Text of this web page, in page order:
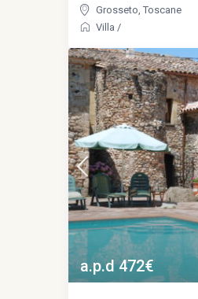
Grosseto Toscane
Villa /
a.p.d 472€